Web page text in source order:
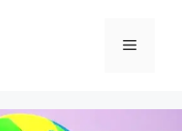
Meniu